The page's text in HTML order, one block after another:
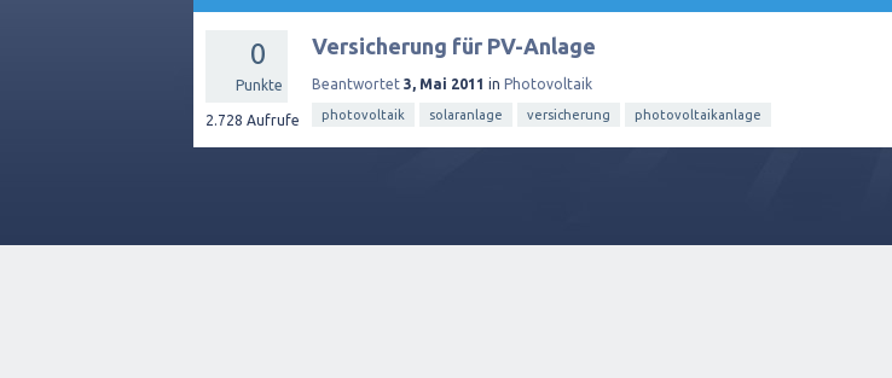
0
Punkte
2.728 Aufrufe
Versicherung für PV-Anlage
Beantwortet 3, Mai 2011 in Photovoltaik
photovoltaik solaranlage versicherung photovoltaikanlage